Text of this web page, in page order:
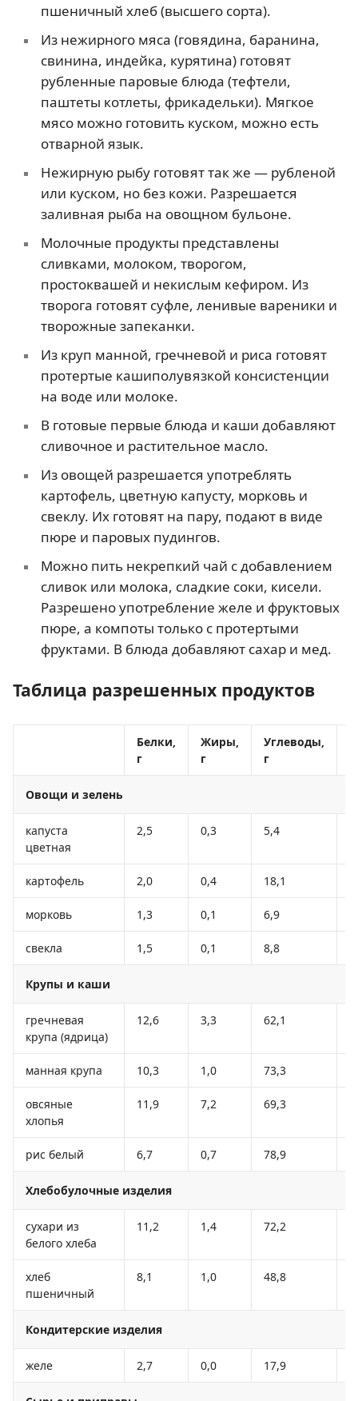
пшеничный хлеб (высшего сорта).
Из нежирного мяса (говядина, баранина,
свинина, индейка, курятина) готовят
рубленные паровые блюда (тефтели,
паштеты котлеты, фрикадельки). Мягкое
мясо можно готовить куском, можно есть
отварной язык.
Нежирную рыбу готовят так же — рубленой
или куском, но без кожи. Разрешается
заливная рыба на овощном бульоне.
Молочные продукты представлены
сливками, молоком, творогом,
простоквашей и некислым кефиром. Из
творога готовят суфле, ленивые вареники и
творожные запеканки.
Из круп манной, гречневой и риса готовят
протертые кашиполувязкой консистенции
на воде или молоке.
В готовые первые блюда и каши добавляют
сливочное и растительное масло.
Из овощей разрешается употреблять
картофель, цветную капусту, морковь и
свеклу. Их готовят на пару, подают в виде
пюре и паровых пудингов.
Можно пить некрепкий чай с добавлением
сливок или молока, сладкие соки, кисели.
Разрешено употребление желе и фруктовых
пюре, а компоты только с протертыми
фруктами. В блюда добавляют сахар и мед.
Таблица разрешенных продуктов
Белки,
г
Жиры,
г
Углеводы,
г
Овощи и зелень
капуста
цветная
2,5 0,3 5,4
картофель 2,0 0,4 18,1
морковь 1,3 0,1 6,9
свекла 1,5 0,1 8,8
Крупы и каши
гречневая
крупа (ядрица)
12,6 3,3 62,1
манная крупа 10,3 1,0 73,3
овсяные
хлопья
11,9 7,2 69,3
рис белый 6,7 0,7 78,9
Хлебобулочные изделия
сухари из
белого хлеба
11,2 1,4 72,2
хлеб
пшеничный
8,1 1,0 48,8
Кондитерские изделия
желе 2,7 0,0 17,9